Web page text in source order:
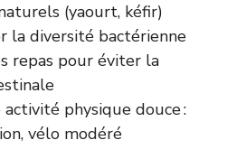
(yaourt, kéfir)
la diversité bactérienne
repas pour éviter la
physique douce :
vélo modéré